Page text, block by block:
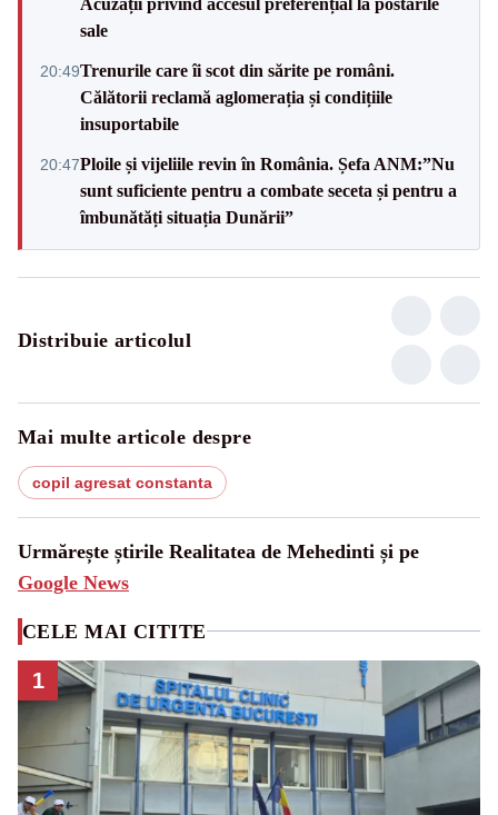
sale
20:49Trenurile care îi scot din sărite pe români.
Călătorii reclamă aglomerația și condițiile
insuportabile
20:47Ploile și vijeliile revin în România. Șefa ANM:”Nu
sunt suficiente pentru a combate seceta și pentru a
îmbunătăți situația Dunării”
Distribuie articolul
Mai multe articole despre
copil agresat constanta
Urmărește știrile Realitatea de Mehedinti și pe
Google News
CELE MAI CITITE
1